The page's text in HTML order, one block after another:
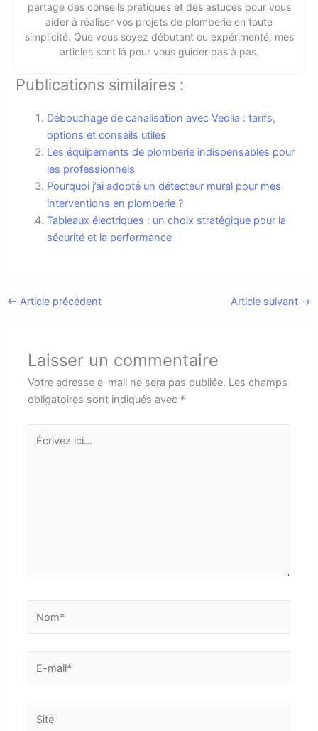
partage des conseils pratiques et des astuces pour vous
aider à réaliser vos projets de plomberie en toute
simplicité. Que vous soyez débutant ou expérimenté, mes
articles sont là pour vous guider pas à pas.
Publications similaires :
Débouchage de canalisation avec Veolia : tarifs,
options et conseils utiles
Les équipements de plomberie indispensables pour
les professionnels
Pourquoi j’ai adopté un détecteur mural pour mes
interventions en plomberie ?
Tableaux électriques : un choix stratégique pour la
sécurité et la performance
← Article précédent Article suivant →
Laisser un commentaire
Votre adresse e-mail ne sera pas publiée. Les champs
obligatoires sont indiqués avec *
Écrivez
ici…
mail*